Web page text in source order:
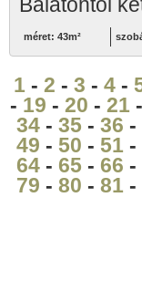
méret: 43m²
1 - 2 - 3 - 4 -
- 19 - 20 - 21 -
34 - 35 - 36 -
49 - 50 - 51 -
64 - 65 - 66 -
79 - 80 - 81 -